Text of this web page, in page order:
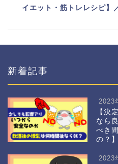
イエット・筋トレレシピ
新着記事
2023
【決
なら
べき
の？】
2023